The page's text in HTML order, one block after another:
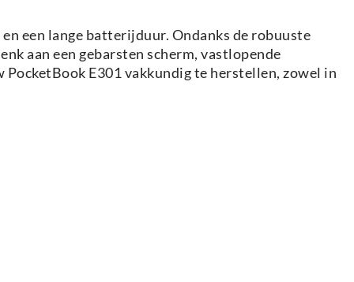
een lange batterijduur. Ondanks de robuuste
aan een gebarsten scherm, vastlopende
E301 vakkundig te herstellen, zowel in